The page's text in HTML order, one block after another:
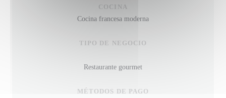
COCINA
Cocina francesa moderna
TIPO DE NEGOCIO
Restaurante gourmet
MÉTODOS DE PAGO